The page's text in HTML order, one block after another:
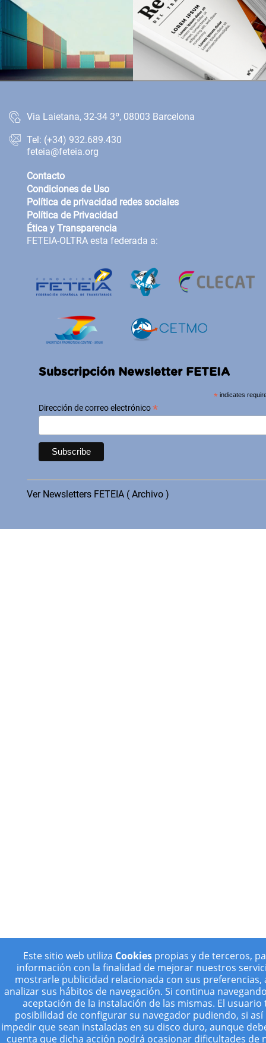
Via Laietana, 32-34 3º, 08003 Barcelona
Tel: (+34) 932.689.430
feteia@feteia.org
Contacto
Condiciones de Uso
Política de privacidad redes sociales
Política de Privacidad
Ética y Transparencia
FETEIA-OLTRA esta federada a:
Subscripción Newsletter FETEIA
* indicates
Dirección de correo electrónico*
Ver Newsletters FETEIA ( Archivo )
Este sitio web utiliza Cookies propias y de terceros,
información con la finalidad de mejorar nuestros
mostrarle publicidad relacionada con sus preferencias,
analizar sus hábitos de navegación. Si continua
aceptación de la instalación de las mismas. El usuario
posibilidad de configurar su navegador pudiendo, si así
impedir que sean instaladas en su disco duro, aunque
cuenta que dicha acción podrá ocasionar dificultades de